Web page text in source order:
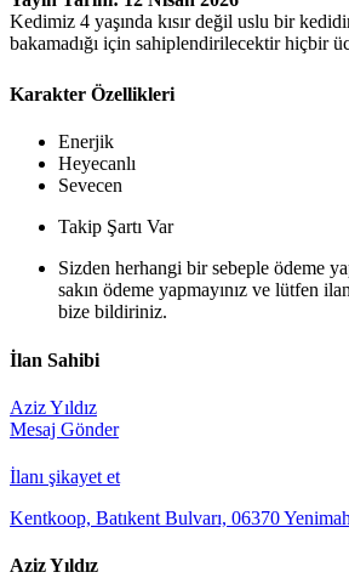
Kedimiz 4 yaşında kısır değil uslu bir
bakamadığı için sahiplendirilecektir hiçbir
Karakter Özellikleri
Enerjik
Heyecanlı
Sevecen
Takip Şartı Var
Sizden herhangi bir sebeple ödeme
sakın ödeme yapmayınız ve lütfen
bize bildiriniz.
İlan Sahibi
Aziz Yıldız
Mesaj Gönder
İlanı şikayet et
Kentkoop, Batıkent Bulvarı, 06370
Aziz Yıldız